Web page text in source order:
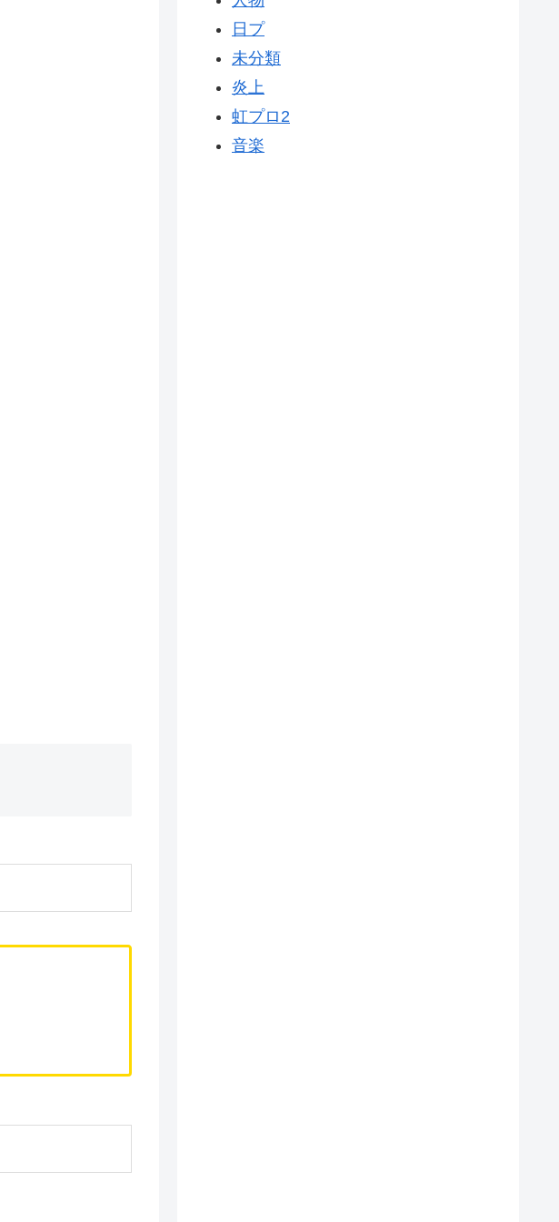
日プ
未分類
炎上
虹プロ2
音楽